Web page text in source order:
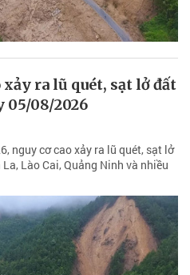
xảy ra lũ quét, sạt lở đất
05/08/2026
nguy cơ cao xảy ra lũ quét, sạt lở
Lào Cai, Quảng Ninh và nhiều